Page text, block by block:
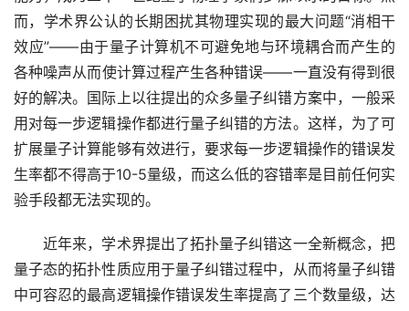
而，学术界公认的长期困扰其物理实现的最大问题“消相干
效应”——由于量子计算机不可避免地与环境耦合而产生的
各种噪声从而使计算过程产生各种错误——一直没有得到很
好的解决。国际上以往提出的众多量子纠错方案中，一般采
用对每一步逻辑操作都进行量子纠错的方法。这样，为了可
扩展量子计算能够有效进行，要求每一步逻辑操作的错误发
生率都不得高于10-5量级，而这么低的容错率是目前任何实
验手段都无法实现的。
近年来，学术界提出了拓扑量子纠错这一全新概念，把
量子态的拓扑性质应用于量子纠错过程中，从而将量子纠错
中可容忍的最高逻辑操作错误发生率提高了三个数量级，达